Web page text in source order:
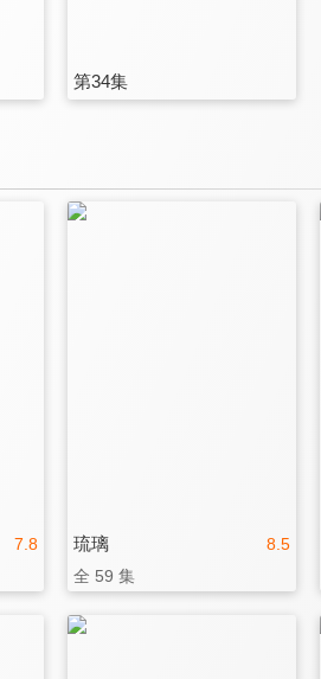
第34集
7.8 8.5
琉璃
全 59 集